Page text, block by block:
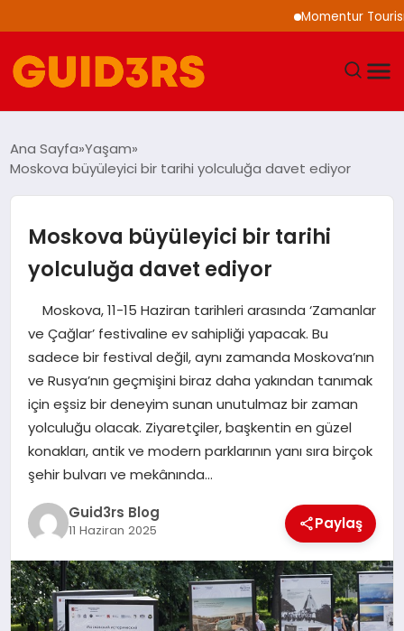
Momentur Tourism &
TEKNOLOJI
SPOR
SAĞLIK
EKONOMI
MAGAZIN
EĞITIM
Ana Sayfa Yaşam
Moskova büyüleyici bir tarihi yolculuğa davet ediyor
Moskova büyüleyici bir tarihi
yolculuğa davet ediyor
Moskova, 11-15 Haziran tarihleri arasında ‘Zamanlar
ve Çağlar’ festivaline ev sahipliği yapacak. Bu
sadece bir festival değil, aynı zamanda Moskova’nın
ve Rusya’nın geçmişini biraz daha yakından tanımak
için eşsiz bir deneyim sunan unutulmaz bir zaman
yolculuğu olacak. Ziyaretçiler, başkentin en güzel
konakları, antik ve modern parklarının yanı sıra birçok
şehir bulvarı ve mekânında…
Guid3rs Blog
11 Haziran 2025 Paylaş